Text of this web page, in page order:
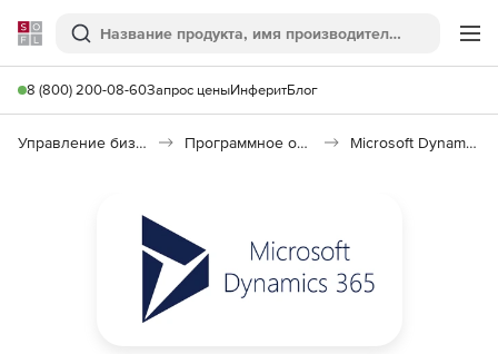
Softline
Поиск
8 (800) 200-08-60Запрос ценыИнферитБлог
Управление бизнесом, CRM/ERP Программное обеспечение для управления бизнесом Microsoft Dynamics 365